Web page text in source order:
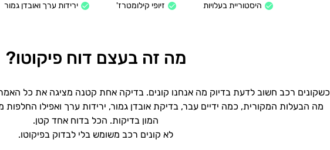
היסטוריית בעלויות זיופי קילומטרז' ירידות ערך ואובדן גמור
מה זה בעצם דוח פיקוטו?
כשקונים רכב חשוב לדעת בדיוק מה אנחנו קונים. בדיקה אחת קטנה מציגה את כל
מה הבעלות המקורית, כמה ידיים עבר, בדיקת אובדן גמור, ירידות ערך ואפילו החלפות
המון בדיקות. הכל בדוח אחד קטן.
לא קונים רכב משומש בלי לבדוק בפיקוטו.